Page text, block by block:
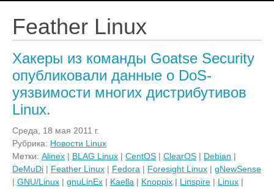
Feather Linux
Хакеры из команды Goatse Security
опубликовали данные о DoS-
уязвимости многих дистрибутивов
Linux.
Среда, 18 мая 2011 г.
Рубрика: Новости Linux
Метки: Alinex | BLAG Linux | CentOS | ClearOS | Debian |
DeMuDi | Feather Linux | Fedora | Foresight Linux | gNewSense
| GNU/Linux | gnuLinEx | Kaella | Knoppix | Linspire | Linux |